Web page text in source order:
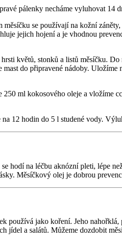
pálenky necháme vyluhovat 14
měsíčku se používají na kožní
jejich hojení a je vhodnou
květů, stonků a listů měsíčku.
mast do připravené nádoby. Uložíme
250 ml kokosového oleje a vložíme
na 12 hodin do 5 l studené vody.
hodí na léčbu aknózní pleti, lépe
Měsíčkový olej je dobrou
používá jako koření. Jeho
jídel a salátů. Můžeme dozdobit